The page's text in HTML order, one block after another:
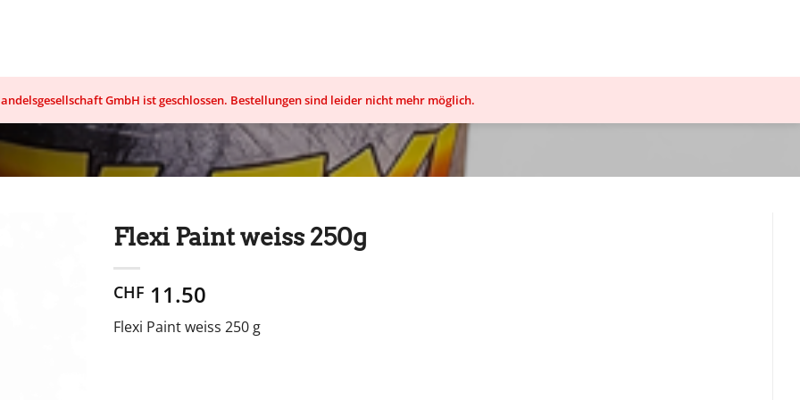
GmbH ist geschlossen. Bestellungen sind leider nicht mehr möglich.
Flexi Paint weiss 250g
CHF 11.50
Flexi Paint weiss 250 g